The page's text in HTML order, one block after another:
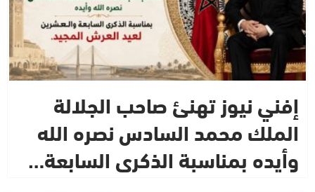
إفني نيوز تهنئ صاحب الجلالة
الملك محمد السادس نصره الله
وأيده بمناسبة الذكرى السابعة…